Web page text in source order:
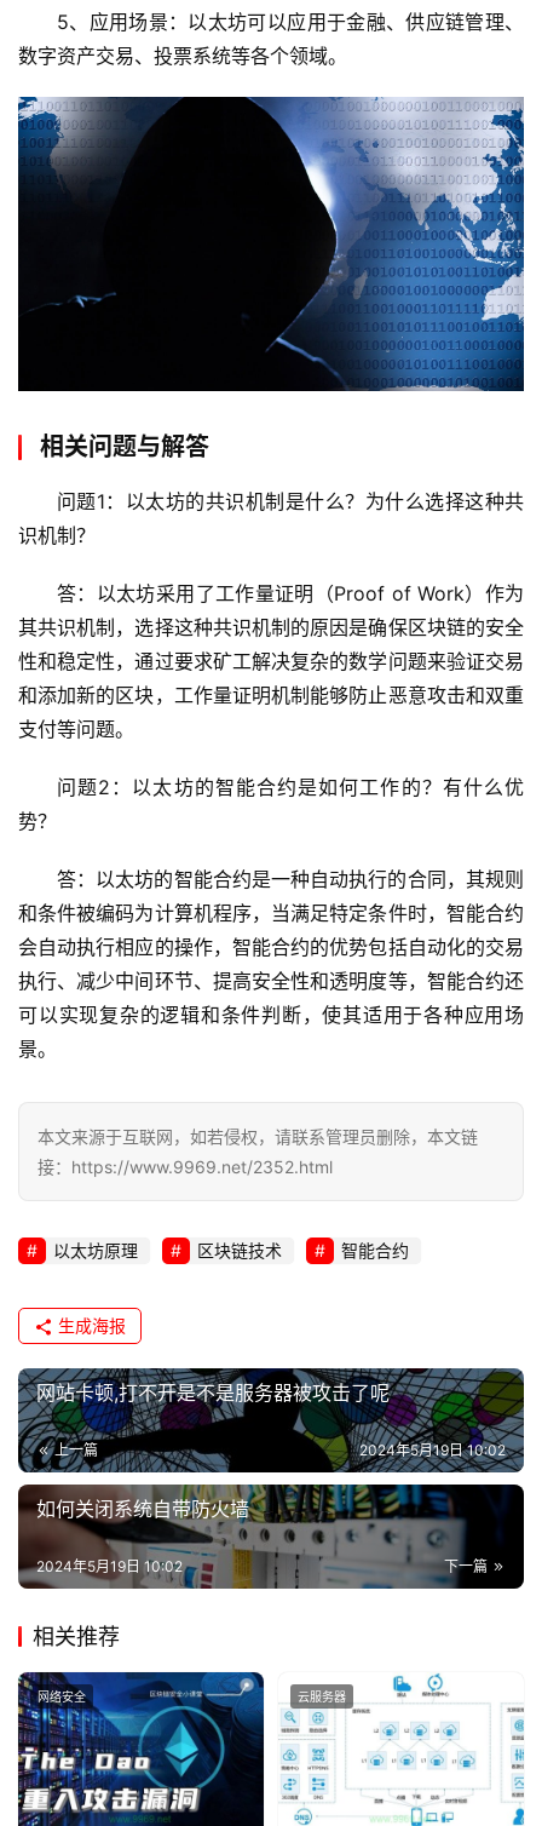
网
运
维
维
5、应用场景：以太坊可以应用于金融、供应链管理、
数字资产交易、投票系统等各个领域。
相关问题与解答
问题1：以太坊的共识机制是什么？为什么选择这种共
识机制？
答：以太坊采用了工作量证明（Proof of Work）作为
其共识机制，选择这种共识机制的原因是确保区块链的安全
性和稳定性，通过要求矿工解决复杂的数学问题来验证交易
和添加新的区块，工作量证明机制能够防止恶意攻击和双重
支付等问题。
问题2：以太坊的智能合约是如何工作的？有什么优
势？
答：以太坊的智能合约是一种自动执行的合同，其规则
和条件被编码为计算机程序，当满足特定条件时，智能合约
会自动执行相应的操作，智能合约的优势包括自动化的交易
执行、减少中间环节、提高安全性和透明度等，智能合约还
可以实现复杂的逻辑和条件判断，使其适用于各种应用场
景。
本文来源于互联网，如若侵权，请联系管理员删除，本文链
接：https://www.9969.net/2352.html
以太坊原理 区块链技术 智能合约
生成海报
网站卡顿,打不开是不是服务器被攻击了呢
上一篇 2024年5月19日 10:02
如何关闭系统自带防火墙
下一篇
2024年5月19日 10:02
相关推荐
网络安全 云服务器